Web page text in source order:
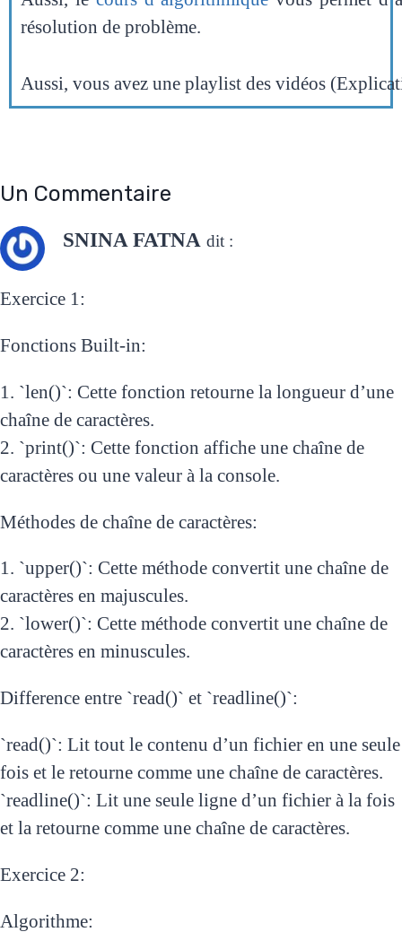
résolution de problème.
Aussi, vous avez une playlist des vidéos
Un Commentaire
SNINA FATNA dit :
Exercice 1:
Fonctions Built-in:
1. `len()`: Cette fonction retourne la longueur d’une
chaîne de caractères.
2. `print()`: Cette fonction affiche une chaîne de
caractères ou une valeur à la console.
Méthodes de chaîne de caractères:
1. `upper()`: Cette méthode convertit une chaîne de
caractères en majuscules.
2. `lower()`: Cette méthode convertit une chaîne de
caractères en minuscules.
Difference entre `read()` et `readline()`:
`read()`: Lit tout le contenu d’un fichier en une seule
fois et le retourne comme une chaîne de caractères.
`readline()`: Lit une seule ligne d’un fichier à la fois
et la retourne comme une chaîne de caractères.
Exercice 2:
Algorithme: